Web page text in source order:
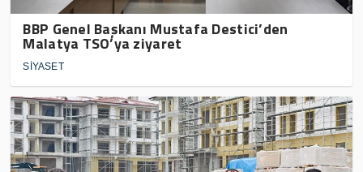
BBP Genel Başkanı Mustafa Destici’den
Malatya TSO’ya ziyaret
SİYASET